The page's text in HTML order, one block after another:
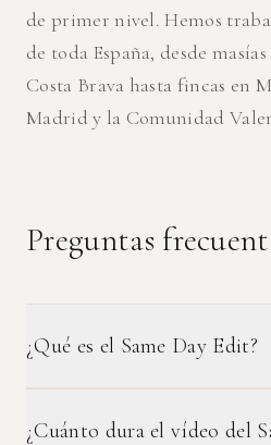
de primer nivel. Hemos
de toda España, desde
Costa Brava hasta fincas en
Madrid y la Comunidad
Preguntas
¿Qué es el Same Day Edit?
¿Cuánto dura el vídeo del